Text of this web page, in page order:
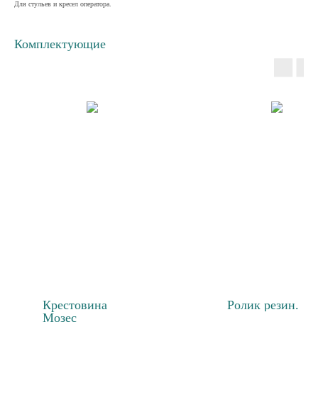
Для стульев и кресел оператора.
Комплектующие
Крестовина
Мозес
Ролик резин.